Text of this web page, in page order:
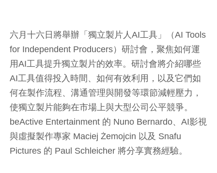
六月十六日將舉辦「獨立製片人AI工具」（AI Tools
for Independent Producers）研討會，聚焦如何運
用AI工具提升獨立製片的效率。研討會將介紹哪些
AI工具值得投入時間、如何有效利用，以及它們如
何在製作流程、溝通管理與開發等環節減輕壓力，
使獨立製片能夠在市場上與大型公司公平競爭。
beActive Entertainment 的 Nuno Bernardo、AI影視
與虛擬製作專家 Maciej Żemojcin 以及 Snafu
Pictures 的 Paul Schleicher 將分享實務經驗。